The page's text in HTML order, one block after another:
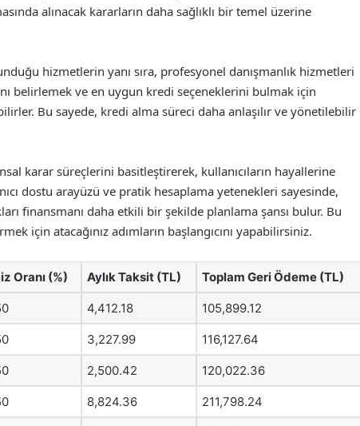
alınacak kararların daha sağlıklı bir temel üzerine
hizmetlerin yanı sıra, profesyonel danışmanlık hizmetleri
belirlemek ve en uygun kredi seçeneklerini bulmak için
Bu sayede, kredi alma süreci daha anlaşılır ve yönetilebilir
karar süreçlerini basitleştirerek, kullanıcıların hayallerine
dostu arayüzü ve pratik hesaplama yetenekleri sayesinde,
finansmanı daha etkili bir şekilde planlama şansı bulur. Bu
için atacağınız adımların başlangıcını yapabilirsiniz.
Oranı (%) Aylık Taksit (TL) Toplam Geri Ödeme (TL)
4,412.18 105,899.12
3,227.99 116,127.64
2,500.42 120,022.36
8,824.36 211,798.24